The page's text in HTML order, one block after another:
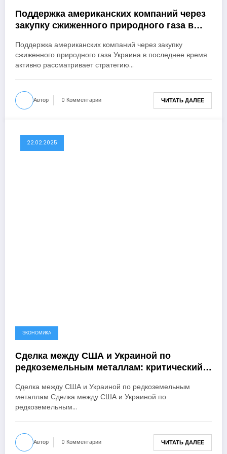
Поддержка американских компаний через
закупку сжиженного природного газа в
Поддержка американских компаний через закупку
сжиженного природного газа Украина в последнее время
активно рассматривает стратегию…
Автор 0 Комментарии ЧИТАТЬ ДАЛЕЕ
22.02.2025
ЭКОНОМИКА
Сделка между США и Украиной по
редкоземельным металлам: критический
Сделка между США и Украиной по редкоземельным
металлам Сделка между США и Украиной по
редкоземельным…
Автор 0 Комментарии ЧИТАТЬ ДАЛЕЕ